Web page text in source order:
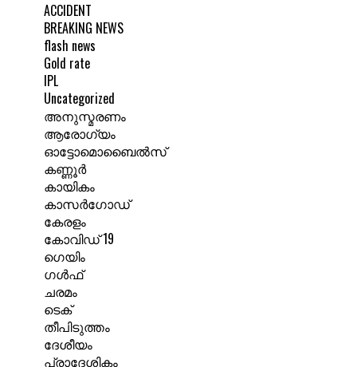
ACCIDENT
BREAKING NEWS
flash news
Gold rate
IPL
Uncategorized
അനുസ്മരണം
ആരോഗ്യം
ഓട്ടോമൊബൈൽസ്
കണ്ണൂർ
കായികം
കാസർഗോഡ്
കേരളം
കോവിഡ് 19
ഗെയിം
ഗൾഫ്
ചരമം
ടെക്
തീപിടുത്തം
ദേശീയം
പ്രാദേശികം